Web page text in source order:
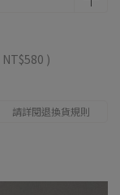
NT$580 )
請詳閱退換貨規則